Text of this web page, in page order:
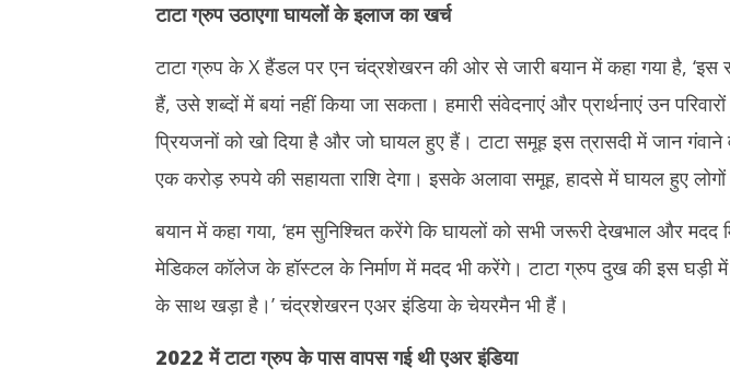
टाटा ग्रुप उठाएगा घायलों के इलाज का खर्च
टाटा ग्रुप के X हैंडल पर एन चंद्रशेखरन की ओर से जारी बयान में कहा गया है,
हैं, उसे शब्दों में बयां नहीं किया जा सकता। हमारी संवेदनाएं और प्रार्थनाएं उन
प्रियजनों को खो दिया है और जो घायल हुए हैं। टाटा समूह इस त्रासदी में जान गंवाने
एक करोड़ रुपये की सहायता राशि देगा। इसके अलावा समूह, हादसे में घायल हुए लोगों
बयान में कहा गया, ‘हम सुनिश्चित करेंगे कि घायलों को सभी जरूरी देखभाल और
मेडिकल कॉलेज के हॉस्टल के निर्माण में मदद भी करेंगे। टाटा ग्रुप दुख की इस घड़ी में
के साथ खड़ा है।’ चंद्रशेखरन एअर इंडिया के चेयरमैन भी हैं।
2022 में टाटा ग्रुप के पास वापस गई थी एअर इंडिया